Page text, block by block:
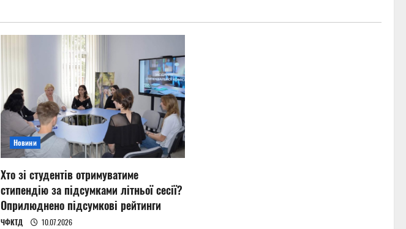
Новини
Хто зі студентів отримуватиме
стипендію за підсумками літньої сесії?
Оприлюднено підсумкові рейтинги
ЧФКТД 10.07.2026